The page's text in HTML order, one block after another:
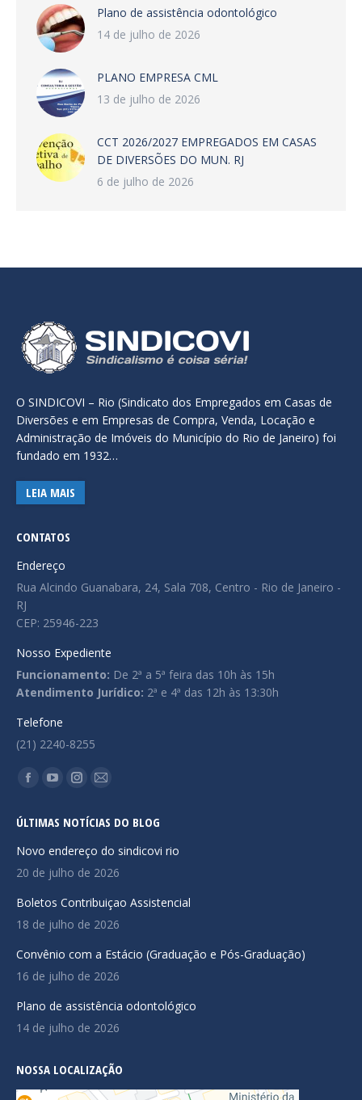
Plano de assistência odontológico
14 de julho de 2026
PLANO EMPRESA CML
13 de julho de 2026
CCT 2026/2027 EMPREGADOS EM CASAS
DE DIVERSÕES DO MUN. RJ
6 de julho de 2026
O SINDICOVI – Rio (Sindicato dos Empregados em Casas de
Diversões e em Empresas de Compra, Venda, Locação e
Administração de Imóveis do Município do Rio de Janeiro) foi
fundado em 1932…
LEIA MAIS
CONTATOS
Endereço
Rua Alcindo Guanabara, 24, Sala 708, Centro - Rio de Janeiro -
RJ
CEP: 25946-223
Nosso Expediente
Funcionamento: De 2ª a 5ª feira das 10h às 15h
Atendimento Jurídico: 2ª e 4ª das 12h às 13:30h
Telefone
(21) 2240-8255
Encontre-nos em:
Facebook
opens
in
new
YouTube
opens
in
new
Instagram
opens
in
new
Mail
opens
in
new
ÚLTIMAS NOTÍCIAS DO BLOG
Novo endereço do sindicovi rio
20 de julho de 2026
Boletos Contribuiçao Assistencial
18 de julho de 2026
Convênio com a Estácio (Graduação e Pós-Graduação)
16 de julho de 2026
Plano de assistência odontológico
14 de julho de 2026
NOSSA LOCALIZAÇÃO